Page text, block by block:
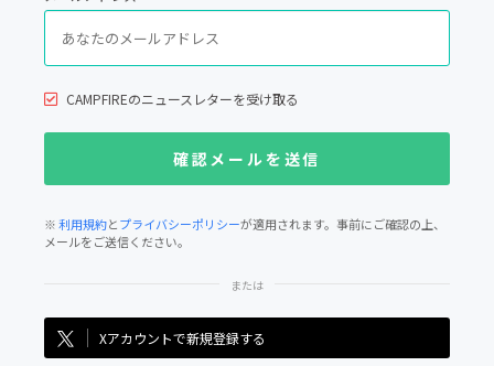
CAMPFIREのニュースレターを受け取る
※利用規約とプライバシーポリシーが適用されます。事前にご確認の上、
メールをご送信ください。
Xアカウントで新規登録する